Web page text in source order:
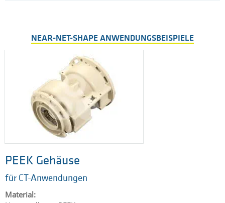
NEAR-NET-SHAPE ANWENDUNGSBEISPIELE
PEEK Gehäuse
für CT-Anwendungen
Material: